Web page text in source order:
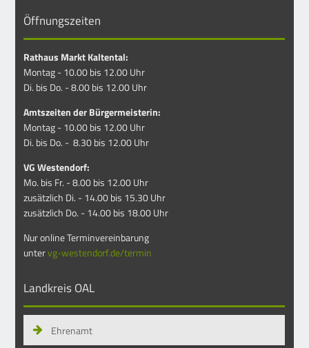
Öffnungszeiten
Rathaus Markt Kaltental:
Montag - 10.00 bis 12.00 Uhr
Di. bis Do. - 8.00 bis 12.00 Uhr
Amtszeiten der Bürgermeisterin:
Montag - 10.00 bis 12.00 Uhr
Di. bis Do. - 8.30 bis 12.00 Uhr
VG Westendorf:
Mo. bis Fr. - 8.00 bis 12.00 Uhr
zusätzlich Di. - 14.00 bis 15.30 Uhr
zusätzlich Do. - 14.00 bis 18.00 Uhr
Nur online Terminvereinbarung
untervg-westendorf.de/termin
Landkreis OAL
Ehrenamt